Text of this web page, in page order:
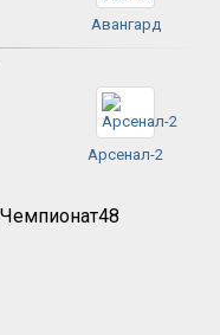
Авангард
Арсенал-2
Чемпионат48